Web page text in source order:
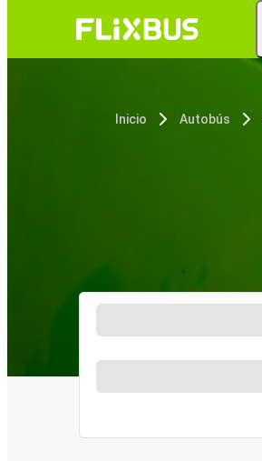
Inicio Autobús